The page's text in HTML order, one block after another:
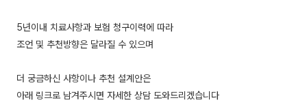
5년이내 치료사항과 보험 청구이력에 따라
조언 및 추천방향은 달라질 수 있으며
더 궁금하신 사항이나 추천 설계안은
아래 링크로 남겨주시면 자세한 상담 도와드리겠습니다